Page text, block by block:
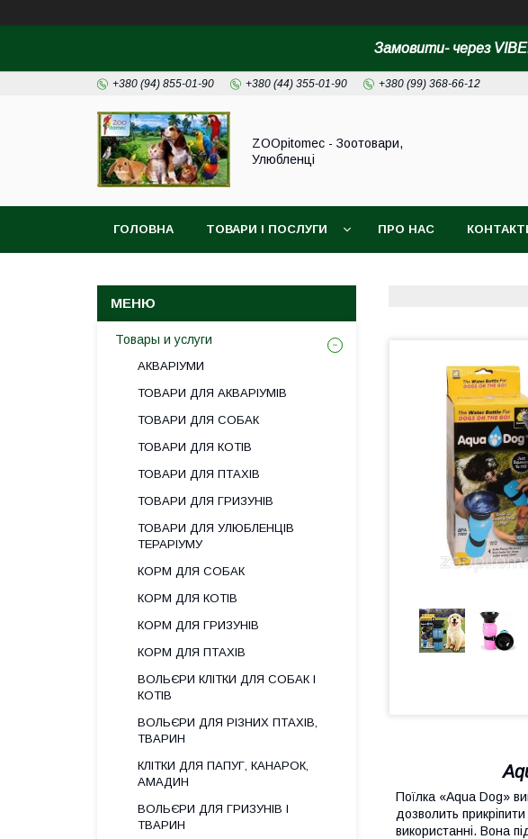
Замовити- через
+380 (94) 855-01-90 +380 (44) 355-01-90 +380 (99) 368-66-12
ZOOpitomec - Зоотовари,
Улюбленці
ГОЛОВНА ТОВАРИ І ПОСЛУГИ ПРО НАС
Поїлка «Aqua Dog»
дозволить
використанні. Вона
Товары и услуги
АКВАРІУМИ
ТОВАРИ ДЛЯ АКВАРІУМІВ
ТОВАРИ ДЛЯ СОБАК
ТОВАРИ ДЛЯ КОТІВ
ТОВАРИ ДЛЯ ПТАХІВ
ТОВАРИ ДЛЯ ГРИЗУНІВ
ТОВАРИ ДЛЯ УЛЮБЛЕНЦІВ
ТЕРАРІУМУ
КОРМ ДЛЯ СОБАК
КОРМ ДЛЯ КОТІВ
КОРМ ДЛЯ ГРИЗУНІВ
КОРМ ДЛЯ ПТАХІВ
ВОЛЬЄРИ КЛІТКИ ДЛЯ СОБАК І
КОТІВ
ВОЛЬЄРИ ДЛЯ РІЗНИХ ПТАХІВ,
ТВАРИН
КЛІТКИ ДЛЯ ПАПУГ, КАНАРОК,
АМАДИН
ВОЛЬЄРИ ДЛЯ ГРИЗУНІВ І
ТВАРИН